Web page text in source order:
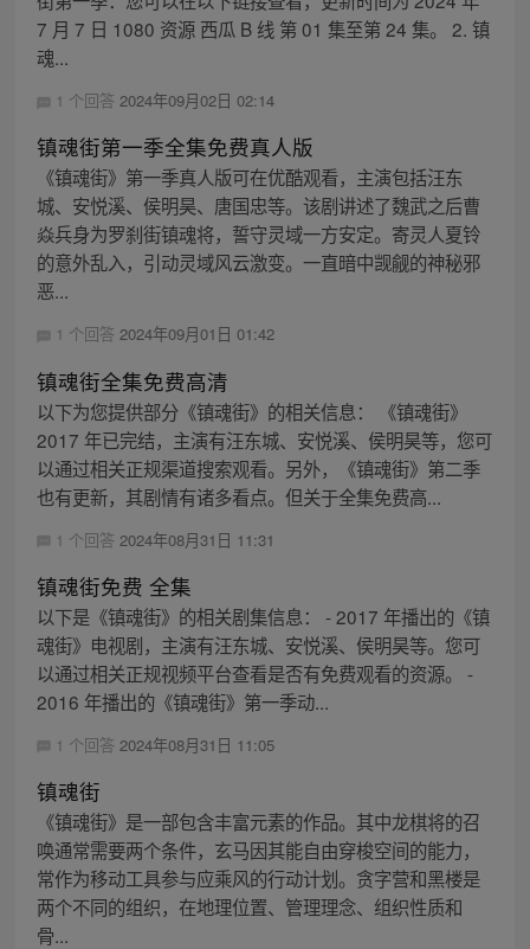
7 月 7 日 1080 资源 西瓜 B 线 第 01 集至第 24 集。 2. 镇
魂...
1 个回答 2024年09月02日 02:14
镇魂街第一季全集免费真人版
《镇魂街》第一季真人版可在优酷观看，主演包括汪东
城、安悦溪、侯明昊、唐国忠等。该剧讲述了魏武之后曹
焱兵身为罗刹街镇魂将，誓守灵域一方安定。寄灵人夏铃
的意外乱入，引动灵域风云激变。一直暗中觊觎的神秘邪
恶...
1 个回答 2024年09月01日 01:42
镇魂街全集免费高清
以下为您提供部分《镇魂街》的相关信息： 《镇魂街》
2017 年已完结，主演有汪东城、安悦溪、侯明昊等，您可
以通过相关正规渠道搜索观看。另外，《镇魂街》第二季
也有更新，其剧情有诸多看点。但关于全集免费高...
1 个回答 2024年08月31日 11:31
镇魂街免费 全集
以下是《镇魂街》的相关剧集信息： - 2017 年播出的《镇
魂街》电视剧，主演有汪东城、安悦溪、侯明昊等。您可
以通过相关正规视频平台查看是否有免费观看的资源。 -
2016 年播出的《镇魂街》第一季动...
1 个回答 2024年08月31日 11:05
镇魂街
《镇魂街》是一部包含丰富元素的作品。其中龙棋将的召
唤通常需要两个条件，玄马因其能自由穿梭空间的能力，
常作为移动工具参与应乘风的行动计划。贪字营和黑楼是
两个不同的组织，在地理位置、管理理念、组织性质和
骨...